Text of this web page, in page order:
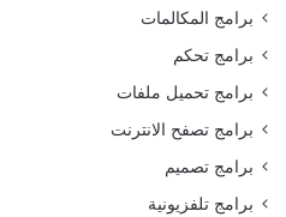
برامج المكالمات
برامج تحكم
برامج تحميل ملفات
برامج تصفح الانترنت
برامج تصميم
برامج تلفزيونية